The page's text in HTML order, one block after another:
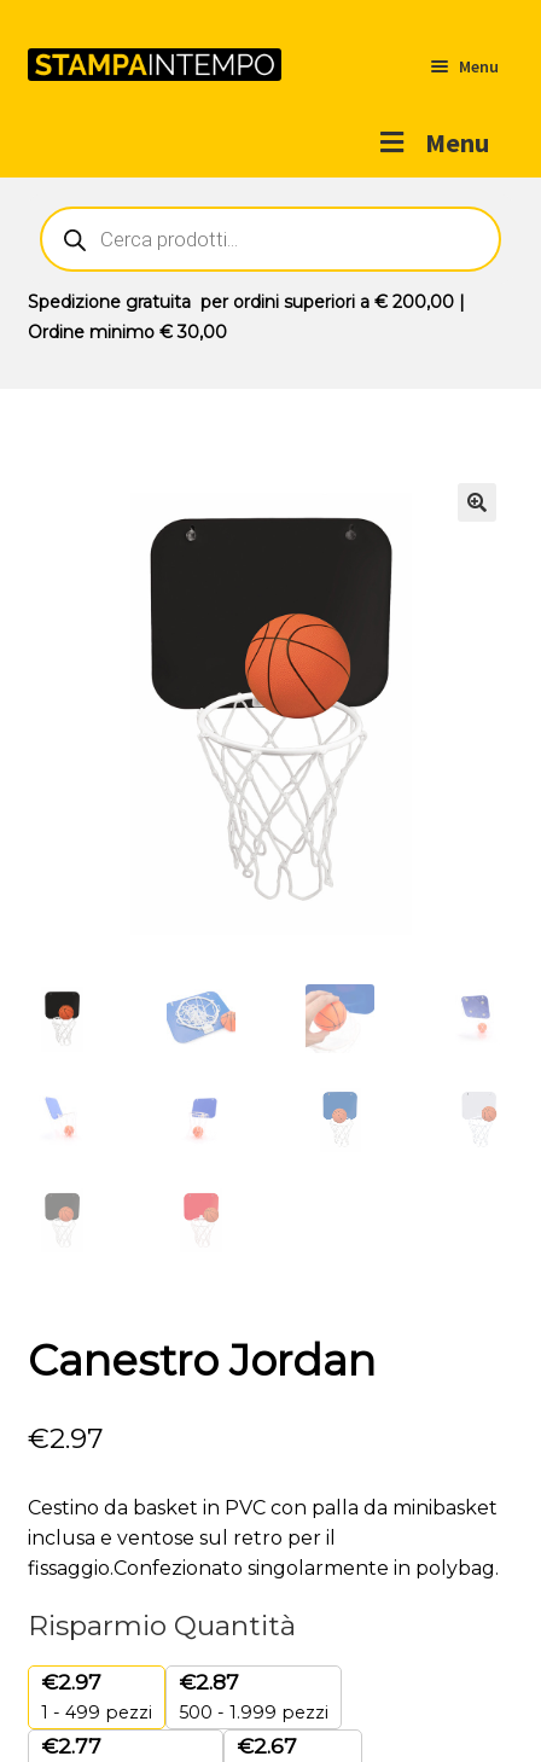
Menu
Menu
Outlet
Prodotti
Novità
Ricerca
prodotti
Spedizione gratuitaper ordini superiori a € 200,00|
Ordine minimo € 30,00
Canestro Jordan
€2.97
Cestino da basket in PVC con palla da minibasket
inclusa e ventose sul retro per il
fissaggio.Confezionato singolarmente in polybag.
Risparmio Quantità
€2.97
1 - 499 pezzi
€2.87
500 - 1.999 pezzi
€2.77 €2.67